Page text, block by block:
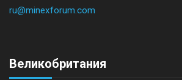
ru@minexforum.com
Великобритания